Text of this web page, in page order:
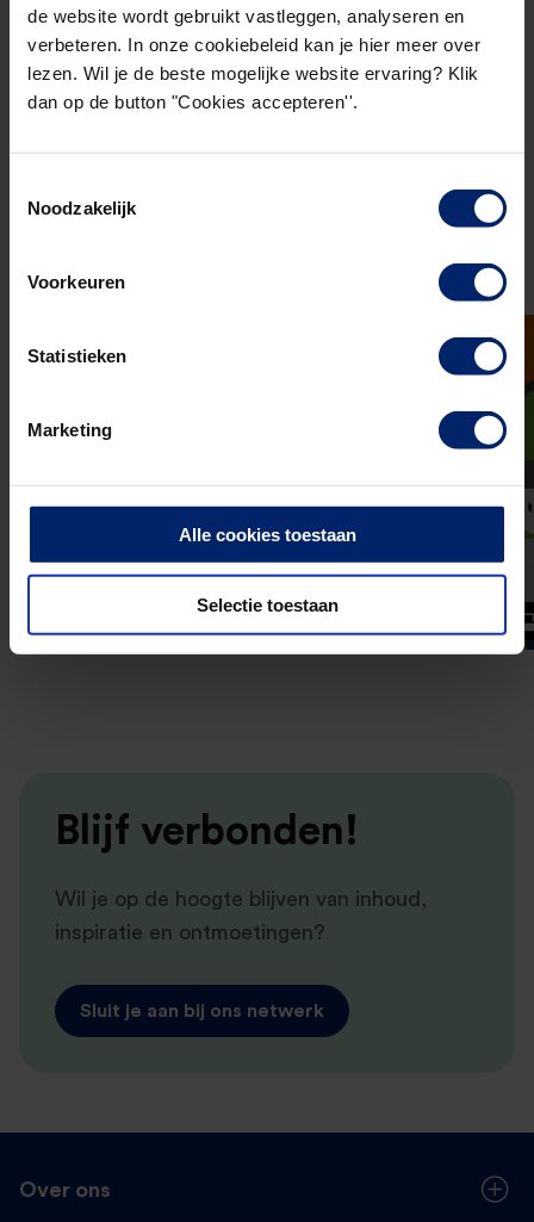
de website wordt gebruikt vastleggen, analyseren en
verbeteren. In onze cookiebeleid kan je hier meer over
lezen. Wil je de beste mogelijke website ervaring? Klik
dan op de button "Cookies accepteren''.
Noodzakelijk
Voorkeuren
Statistieken
Marketing
Alle cookies toestaan
Selectie toestaan
exameninstituten hebben een breed en divers
aanbod aan opleidingsvormen, -technieken en -
instrumenten. Deze diversiteit is de kracht van de
kwaliteit en professionaliteit. Het geeft
consumenten en bedrijven zekerheid bij de keuze
voor een opleidingsinstituut, trainingsbureau, EVC-
Blijf verbonden!
Wil je op de hoogte blijven van inhoud,
inspiratie en ontmoetingen?
Sluit je aan bij ons netwerk
Over ons